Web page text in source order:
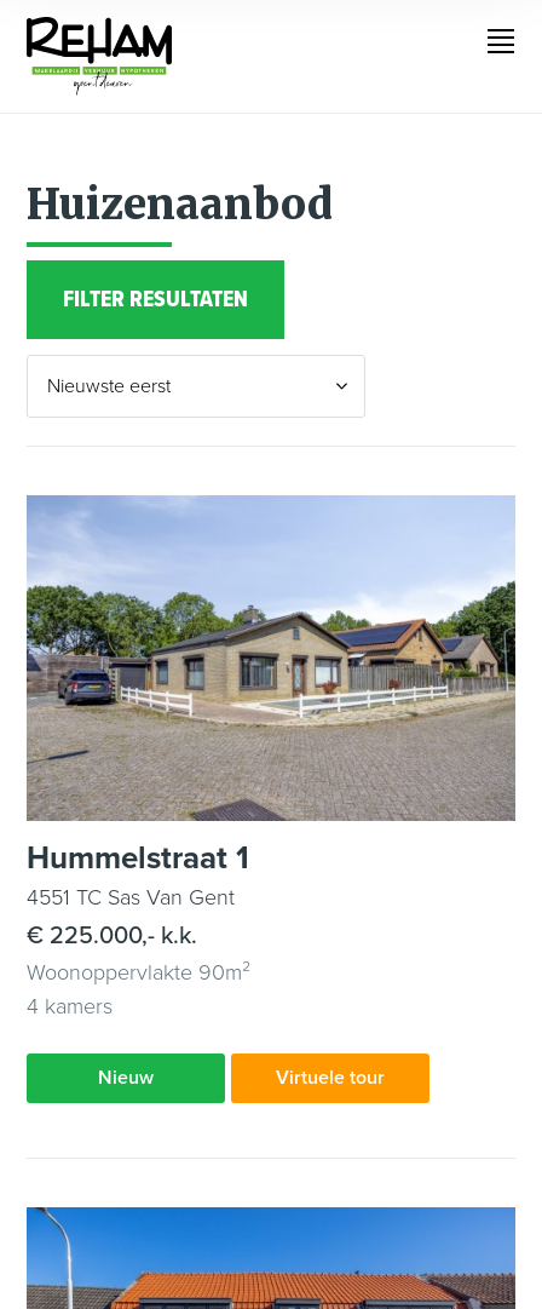
Huizenaanbod
FILTER RESULTATEN
Hummelstraat 1
4551 TC Sas Van Gent
€ 225.000,- k.k.
Woonoppervlakte 90m²
4 kamers
Nieuw Virtuele tour